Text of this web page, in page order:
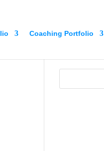
Coaching Portfolio